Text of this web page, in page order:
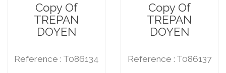
Copy Of
TREPAN
DOYEN
Reference : T086134
Copy Of
TREPAN
DOYEN
Reference : T086137